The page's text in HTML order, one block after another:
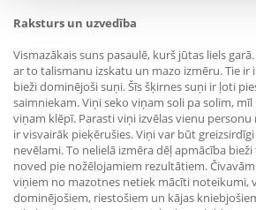
Raksturs un uzvedība
Vismazākais suns pasaulē, kurš jūtas liels
ar to talismanu izskatu un mazo izmēru. Tie
bieži dominējoši suņi. Šīs šķirnes suņi ir ļoti
saimniekam. Viņi seko viņam soli pa solim,
viņam klēpī. Parasti viņi izvēlas vienu personu
ir visvairāk pieķērušies. Viņi var būt
nevēlami. To nelielā izmēra dēļ apmācība
noved pie nožēlojamiem rezultātiem. Čivavām
viņiem no mazotnes netiek mācīti noteikumi,
dominējošiem, riestošiem un kājas